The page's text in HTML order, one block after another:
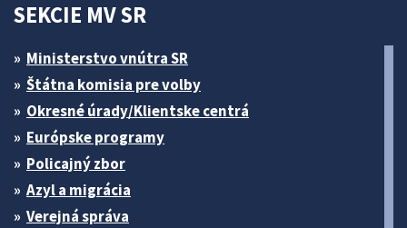
SEKCIE MV SR
Ministerstvo vnútra SR
Štátna komisia pre volby
Okresné úrady/Klientske centrá
Európske programy
Policajný zbor
Azyl a migrácia
Verejná správa